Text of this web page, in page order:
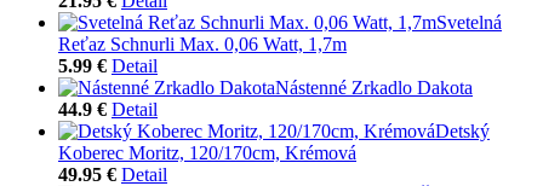
Svetelná
Reťaz Schnurli Max. 0,06 Watt, 1,7m
5.99 € Detail
Nástenné Zrkadlo Dakota
44.9 € Detail
Detský
Koberec Moritz, 120/170cm, Krémová
49.95 € Detail